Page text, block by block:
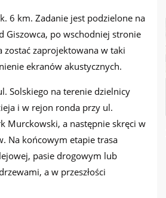
6 km. Zadanie jest podzielone na
Giszowca, po wschodniej stronie
zaprojektowana w taki
ekranów akustycznych.
Solskiego na terenie dzielnicy
i w rejon ronda przy ul.
Murckowski, a następnie skręci w
Na końcowym etapie trasa
pasie drogowym lub
a w przeszłości